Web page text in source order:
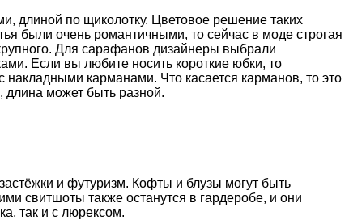
длиной по щиколотку. Цветовое решение таких
были очень романтичными, то сейчас в моде строгая
Для сарафанов дизайнеры выбрали
Если вы любите носить короткие юбки, то
карманами. Что касается карманов, то это
длина может быть разной.
и футуризм. Кофты и блузы могут быть
свитшоты также останутся в гардеробе, и они
так и с люрексом.